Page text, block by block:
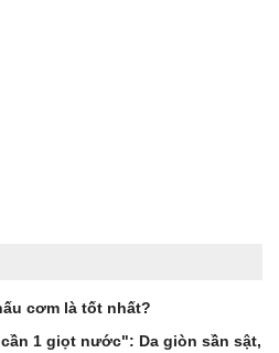
cơm là tốt nhất?
1 giọt nước": Da giòn sần sật,